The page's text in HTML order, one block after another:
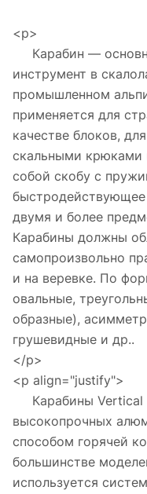
<p>
Карабин —
инструмент в
промышленном
применяется для
качестве блоков,
скальными крюками
собой скобу с
двумя и более
Карабины должны
самопроизвольно
и на веревке. По
овальные,
образные),
грушевидные и др..
</p>
<p align="justify">
Карабины Vertical
высокопрочных
способом горячей
большинстве
используется